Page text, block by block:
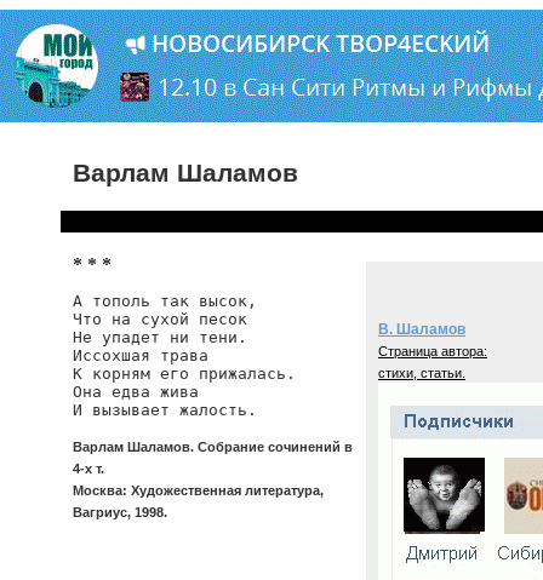
Варлам Шаламов
* * *
А тополь так высок,
Что на сухой песок
Не упадет ни тени.
Иссохшая трава
К корням его прижалась.
Она едва жива
И вызывает жалость.
Варлам Шаламов. Собрание сочинений в
4-х т.
Москва: Художественная литература,
Вагриус, 1998.
В. Шаламов
Страница автора:
стихи, статьи.